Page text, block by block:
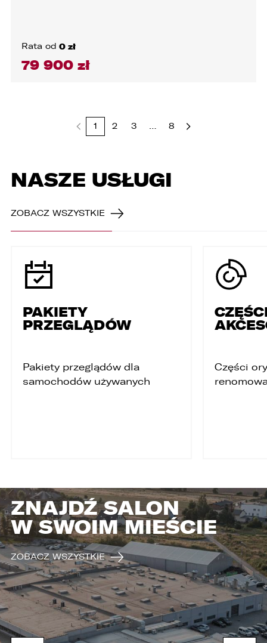
Rata od 0 zł
79 900 zł
1 2 3 … 8
NASZE USŁUGI
ZOBACZ WSZYSTKIE
PAKIETY
PRZEGLĄDÓW
Pakiety przeglądów dla
samochodów używanych
Części
ZNAJDŹ SALON
W SWOIM MIEŚCIE
ZOBACZ WSZYSTKIE